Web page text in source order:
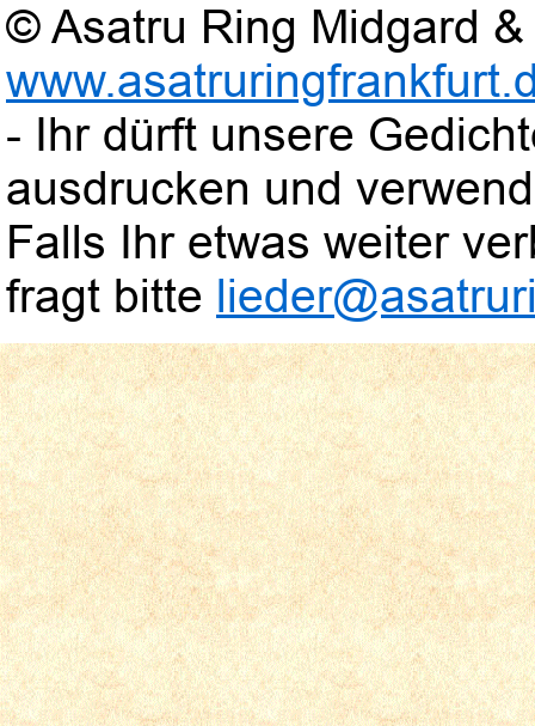
© Asatru Ring Midgard
- Ihr dürft unsere
ausdrucken und
Falls Ihr etwas weiter
fragt bitte